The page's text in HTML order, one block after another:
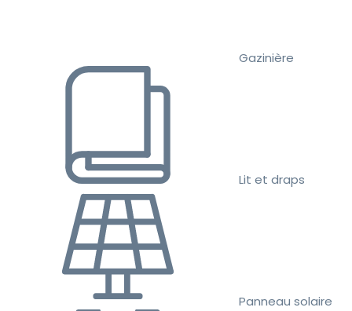
Gazinière
Lit et draps
Panneau solaire